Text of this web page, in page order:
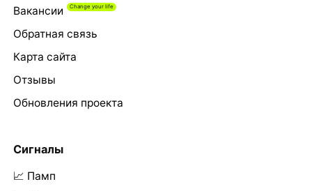
Вакансии
Обратная связь
Карта сайта
Отзывы
Обновления проекта
Сигналы
📈 Памп